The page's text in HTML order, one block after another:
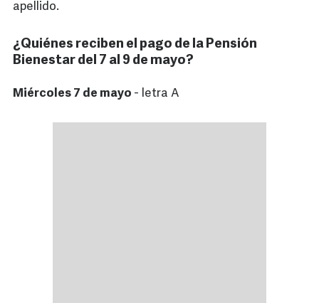
apellido.
¿Quiénes reciben el pago de la Pensión
Bienestar del 7 al 9 de mayo?
Miércoles 7 de mayo - letra A